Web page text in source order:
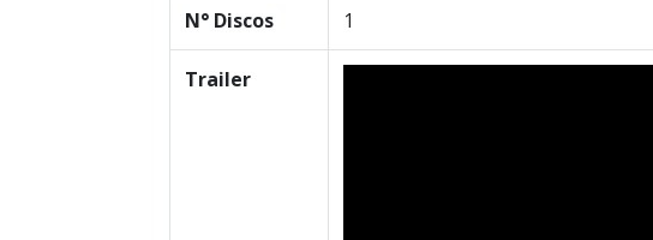
N° Discos 1
Trailer